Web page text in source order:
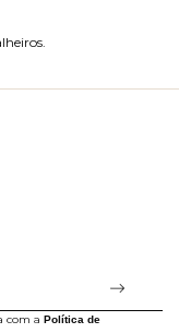
com a Política de